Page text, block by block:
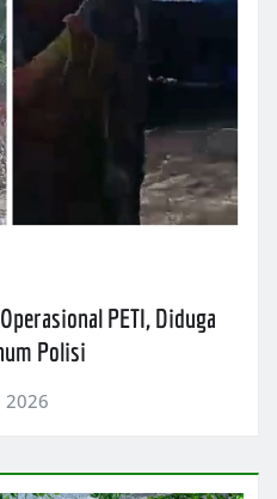
PETI, Diduga
Polisi
2026